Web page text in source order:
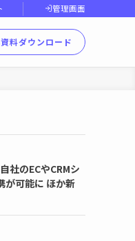
管理画面
資料ダウンロード
社のECやCRMシ
が可能に ほか新